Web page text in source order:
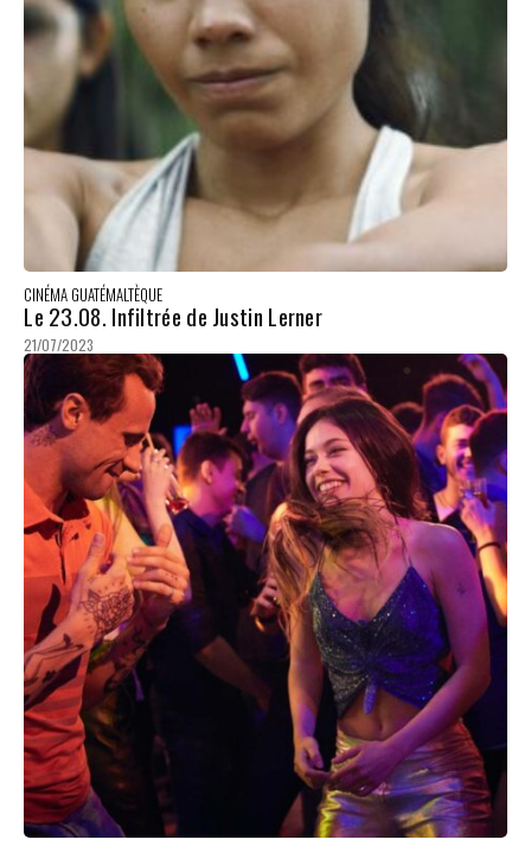
CINÉMA GUATÉMALTÈQUE
Le 23.08. Infiltrée de Justin Lerner
21/07/2023